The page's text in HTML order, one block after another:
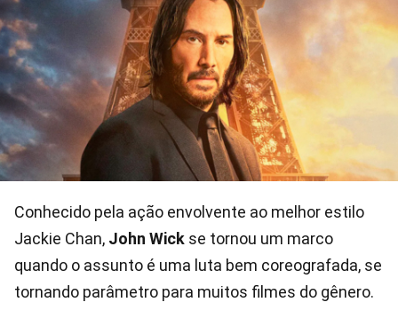
Conhecido pela ação envolvente ao melhor estilo
Jackie Chan, John Wick se tornou um marco
quando o assunto é uma luta bem coreografada, se
tornando parâmetro para muitos filmes do gênero.